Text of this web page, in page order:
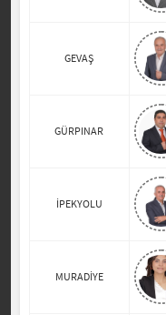
GEVAŞ
GÜRPINAR
İPEKYOLU
MURADİYE